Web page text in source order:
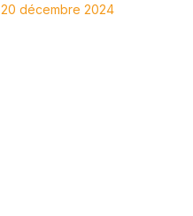
20 décembre 2024